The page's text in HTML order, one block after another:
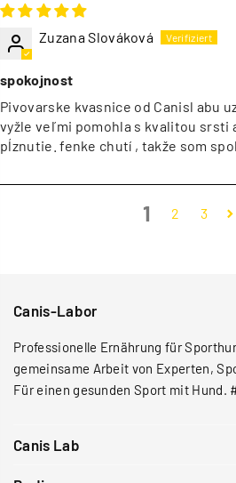
Zuzana Slováková
spokojnost
Pivovarske kvasnice od Canisl abu
vyžle veľmi pomohla s kvalitou srsti
pĺznutie. fenke chutí , takže som
1 2 3
Canis-Labor
Professionelle Ernährung für
gemeinsame Arbeit von Experten,
Für einen gesunden Sport mit Hund.
Canis Lab
dolů z